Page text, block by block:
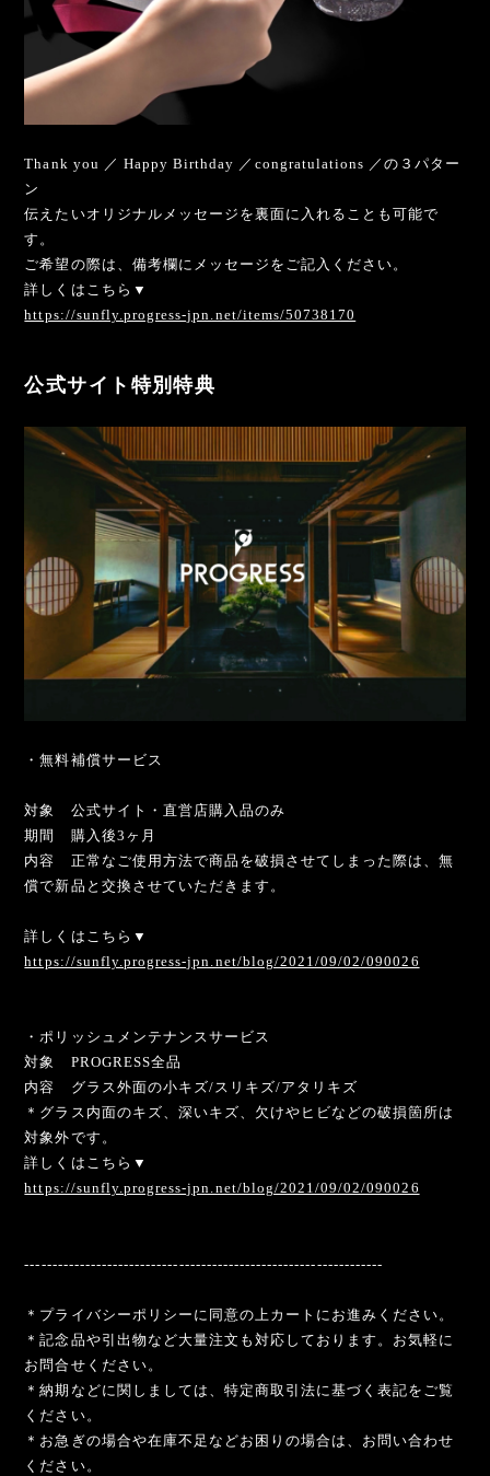
Thank you ／ Happy Birthday ／congratulations ／の３パター
ン
伝えたいオリジナルメッセージを裏面に入れることも可能で
す。
ご希望の際は、備考欄にメッセージをご記入ください。
詳しくはこちら▼
https://sunfly.progress-jpn.net/items/50738170
公式サイト特別特典
・無料補償サービス
対象 公式サイト・直営店購入品のみ
期間 購入後3ヶ月
内容 正常なご使用方法で商品を破損させてしまった際は、無
償で新品と交換させていただきます。
詳しくはこちら▼
https://sunfly.progress-jpn.net/blog/2021/09/02/090026
・ポリッシュメンテナンスサービス
対象 PROGRESS全品
内容 グラス外面の小キズ/スリキズ/アタリキズ
＊グラス内面のキズ、深いキズ、欠けやヒビなどの破損箇所は
対象外です。
詳しくはこちら▼
https://sunfly.progress-jpn.net/blog/2021/09/02/090026
-----------------------------------------------------------------
＊プライバシーポリシーに同意の上カートにお進みください。
＊記念品や引出物など大量注文も対応しております。お気軽に
お問合せください。
＊納期などに関しましては、特定商取引法に基づく表記をご覧
ください。
＊お急ぎの場合や在庫不足などお困りの場合は、お問い合わせ
ください。